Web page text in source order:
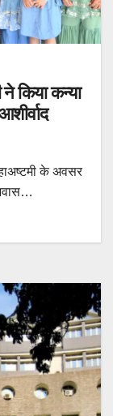
किया कन्या
के अवसर